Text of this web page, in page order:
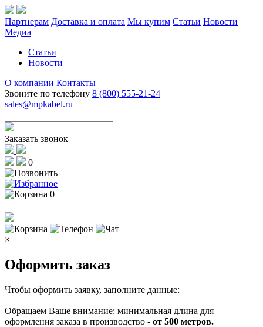
Партнерам Доставка и оплата Мы купим Статьи Новости
Медиа
Статьи
Новости
О компании Контакты
Звоните по телефону 8 (800) 555-21-24
sales@mpkabel.ru
Заказать звонок
0
0
×
Оформить заказ
Чтобы оформить заявку, заполните данные:
Обращаем Ваше внимание: минимальная длина для
оформления заказа в производство - от 500 метров.